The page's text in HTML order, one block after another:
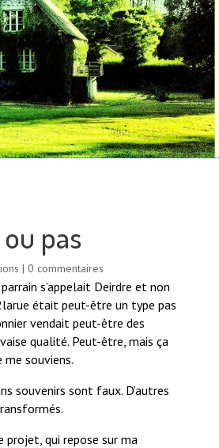
pas
| 0 commentaires
s’appelait Deirdre et non
était peut-être un type pas
vendait peut-être des
qualité. Peut-être, mais ça
me souviens.
souvenirs sont faux. D’autres
projet, qui repose sur ma